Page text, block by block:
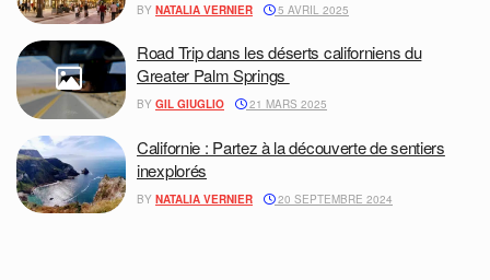
BY NATALIA VERNIER 5 AVRIL 2025
Road Trip dans les déserts californiens du
Greater Palm Springs
BY GIL GIUGLIO 21 MARS 2025
Californie : Partez à la découverte de sentiers
inexplorés
BY NATALIA VERNIER 20 SEPTEMBRE 2024